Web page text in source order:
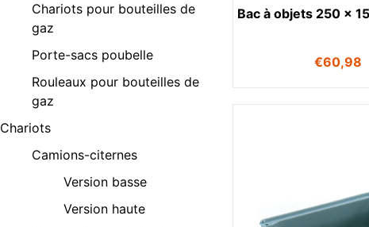
Chariots pour bouteilles de
gaz
Porte-sacs poubelle
Rouleaux pour bouteilles de
gaz
Chariots
Camions-citernes
Version basse
Version haute
Bac à objets 250 x
€60,98